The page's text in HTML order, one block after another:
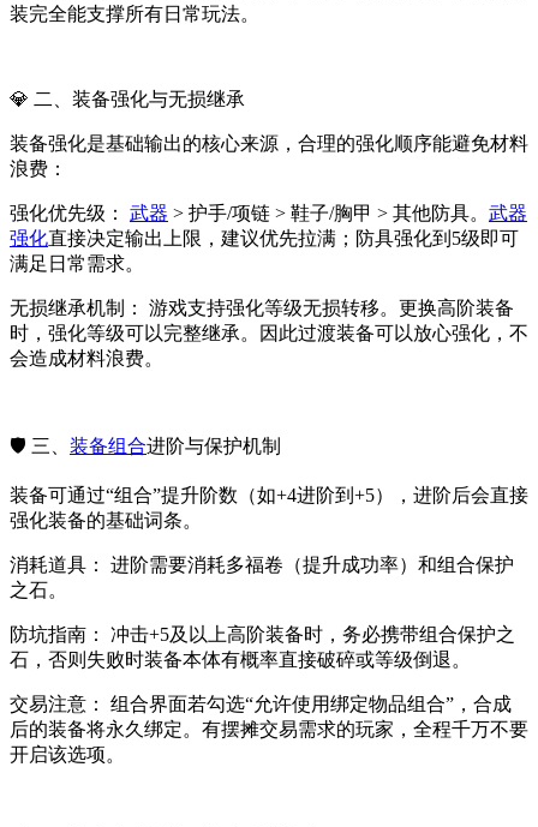
装完全能支撑所有日常玩法。
💎 二、装备强化与无损继承
装备强化是基础输出的核心来源，合理的强化顺序能避免材料
浪费：
强化优先级： 武器 > 护手/项链 > 鞋子/胸甲 > 其他防具。 武器
强化直接决定输出上限，建议优先拉满；防具强化到5级即可
满足日常需求。
无损继承机制： 游戏支持强化等级无损转移。更换高阶装备
时，强化等级可以完整继承。因此过渡装备可以放心强化，不
会造成材料浪费。
🛡️ 三、 装备组合进阶与保护机制
装备可通过“组合”提升阶数（如+4进阶到+5），进阶后会直接
强化装备的基础词条。
消耗道具： 进阶需要消耗多福卷（提升成功率）和组合保护
之石。
防坑指南： 冲击+5及以上高阶装备时，务必携带组合保护之
石，否则失败时装备本体有概率直接破碎或等级倒退。
交易注意： 组合界面若勾选“允许使用绑定物品组合”，合成
后的装备将永久绑定。有摆摊交易需求的玩家，全程千万不要
开启该选项。